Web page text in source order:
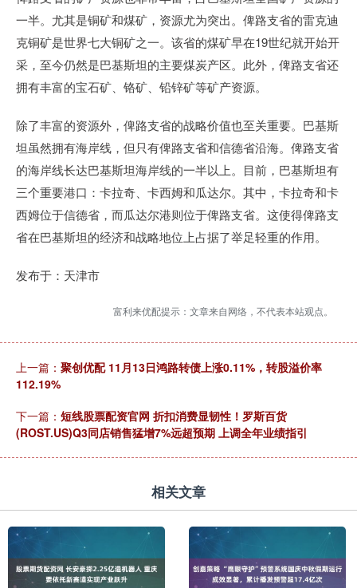
一半。尤其是铜矿和煤矿，资源尤为突出。俾路支省的雷克迪
克铜矿是世界七大铜矿之一。该省的煤矿早在19世纪就开始开
采，至今仍然是巴基斯坦的主要煤炭产区。此外，俾路支省还
拥有丰富的宝石矿、铬矿、铅锌矿等矿产资源。
除了丰富的资源外，俾路支省的战略价值也至关重要。巴基斯
坦虽然拥有海岸线，但只有俾路支省和信德省沿海。俾路支省
的海岸线长达巴基斯坦海岸线的一半以上。目前，巴基斯坦有
三个重要港口：卡拉奇、卡西姆和瓜达尔。其中，卡拉奇和卡
西姆位于信德省，而瓜达尔港则位于俾路支省。这使得俾路支
省在巴基斯坦的经济和战略地位上占据了举足轻重的作用。
发布于：天津市
富利来优配提示：文章来自网络，不代表本站观点。
上一篇： 聚创优配 11月13日鸿路转债上涨0.11%，转股溢价率
112.19%
下一篇： 短线股票配资官网 折扣消费显韧性！罗斯百货
(ROST.US)Q3同店销售猛增7%远超预期 上调全年业绩指引
相关文章